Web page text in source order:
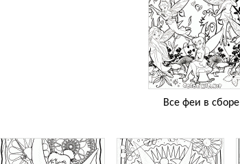
Все феи в сборе